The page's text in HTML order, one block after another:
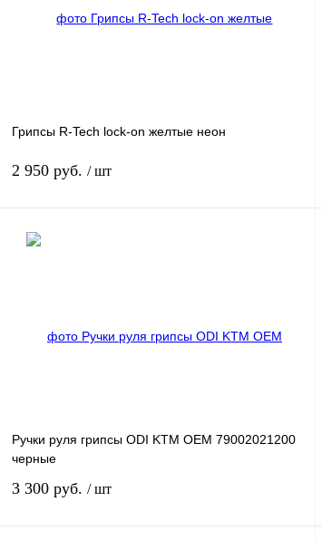
Грипсы R-Tech lock-on желтые неон
2 950 руб. / шт
наличии
Ручки руля грипсы ODI KTM OEM 79002021200
черные
3 300 руб. / шт